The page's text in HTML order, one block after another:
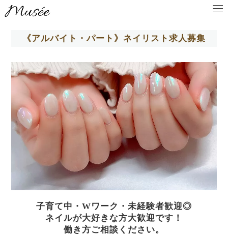
《アルバイト・パート》ネイリスト求人募集
子育て中・Wワーク・未経験者歓迎◎
ネイルが大好きな方大歓迎です！
働き方ご相談ください。